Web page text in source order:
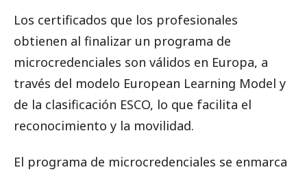
Los certificados que los profesionales
obtienen al finalizar un programa de
microcredenciales son válidos en Europa, a
través del modelo European Learning Model y
de la clasificación ESCO, lo que facilita el
reconocimiento y la movilidad.
El programa de microcredenciales se enmarca